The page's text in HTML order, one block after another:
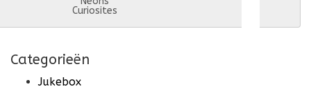
Curiosites
Categorieën
Jukebox